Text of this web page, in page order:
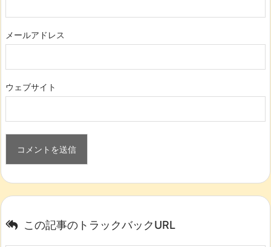
メールアドレス
ウェブサイト
この記事のトラックバックURL